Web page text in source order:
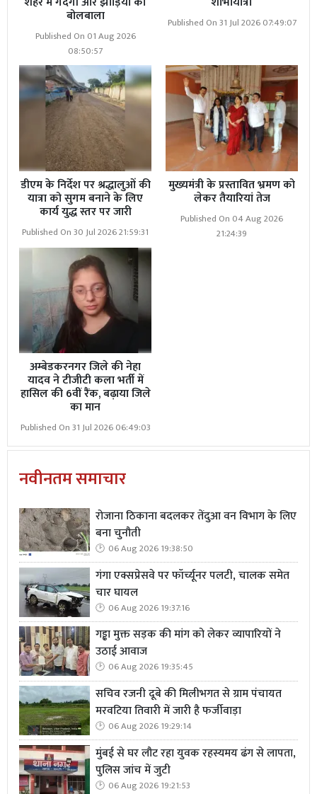
बोलबाला
Published On 01 Aug 2026
08:50:57
Published On 31 Jul 2026 07:49:07
डीएम के निर्देश पर श्रद्धालुओं की
यात्रा को सुगम बनाने के लिए
कार्य युद्ध स्तर पर जारी
Published On 30 Jul 2026 21:59:31
मुख्यमंत्री के प्रस्तावित भ्रमण को
लेकर तैयारियां तेज
Published On 04 Aug 2026
21:24:39
अम्बेडकरनगर जिले की नेहा
यादव ने टीजीटी कला भर्ती में
हासिल की 6वीं रैंक, बढ़ाया जिले
का मान
Published On 31 Jul 2026 06:49:03
नवीनतम समाचार
रोजाना ठिकाना बदलकर तेंदुआ वन विभाग के लिए
बना चुनौती
06 Aug 2026 19:38:50
गंगा एक्सप्रेसवे पर फॉर्च्यूनर पलटी, चालक समेत
चार घायल
06 Aug 2026 19:37:16
गड्ढा मुक्त सड़क की मांग को लेकर व्यापारियों ने
उठाई आवाज
06 Aug 2026 19:35:45
सचिव रजनी दूबे की मिलीभगत से ग्राम पंचायत
मरवटिया तिवारी में जारी है फर्जीवाड़ा
06 Aug 2026 19:29:14
मुंबई से घर लौट रहा युवक रहस्यमय ढंग से लापता,
पुलिस जांच में जुटी
06 Aug 2026 19:21:53